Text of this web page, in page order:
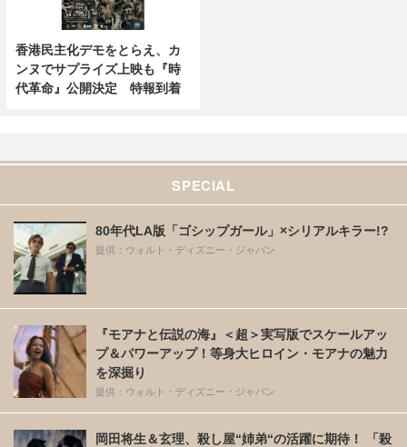
香港民主化デモをとらえ、カ
ンヌでサプライズ上映も『時
代革命』公開決定 特報到着
SPECIAL
80年代LA版「ゴシップガール」×シリアルキラー!?
提供：ウォルト・ディズニー・ジャパン
『モアナと伝説の海』＜超＞実写版でスケールアッ
プ＆パワーアップ！等身大ヒロイン・モアナの魅力
を深掘り
提供：ウォルト・ディズニー・ジャパン
岡田将生＆玄理、殺し屋“姉弟“の活躍に期待！ 「殺